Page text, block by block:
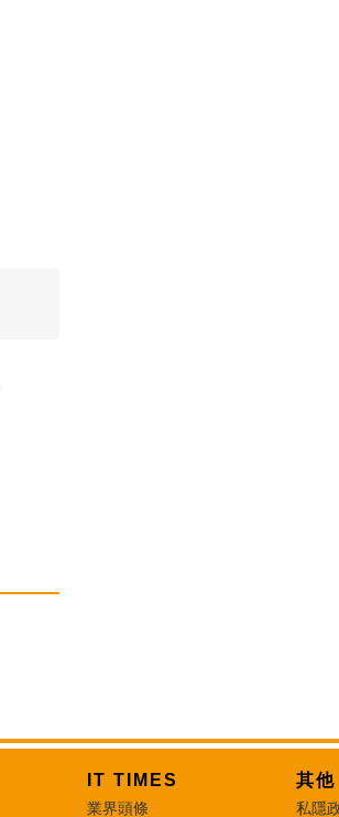
IT TIMES
業界頭條
其他
私隱